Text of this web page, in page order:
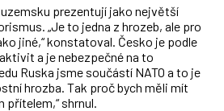
prezentují jako největší
„Je to jedna z hrozeb, ale pro
jiné,“ konstatoval. Česko je podle
a je nebezpečné na to
Ruska jsme součástí NATO a to je
hrozba. Tak proč bych měli mít
přítelem,“ shrnul.